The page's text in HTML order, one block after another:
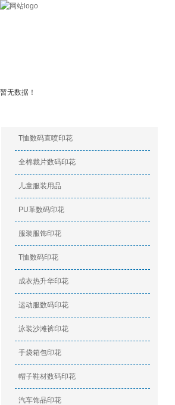
暂无数据！
T恤数码直喷印花
全棉裁片数码印花
儿童服装用品
PU革数码印花
服装服饰印花
T恤数码印花
成衣热升华印花
运动服数码印花
泳装沙滩裤印花
手袋箱包印花
帽子鞋材数码印花
汽车饰品印花